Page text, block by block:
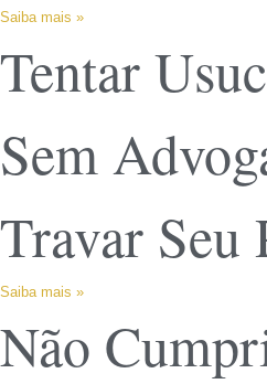
Saiba mais »
Tentar
Sem
Travar Seu
Saiba mais »
Não